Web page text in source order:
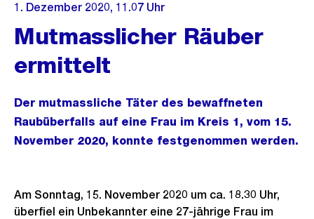
1. Dezember 2020, 11.07 Uhr
Mutmasslicher Räuber
ermittelt
Der mutmassliche Täter des bewaffneten
Raubüberfalls auf eine Frau im Kreis 1, vom 15.
November 2020, konnte festgenommen werden.
Am Sonntag, 15. November 2020 um ca. 18.30 Uhr,
überfiel ein Unbekannter eine 27-jährige Frau im